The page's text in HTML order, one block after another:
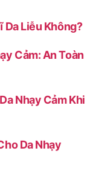
Da Liễu Không?
Cảm: An Toàn
Nhạy Cảm Khi
Da Nhạy